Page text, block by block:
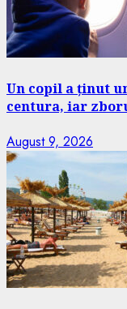
Un copil a ținut
centura, iar
August 9, 2026